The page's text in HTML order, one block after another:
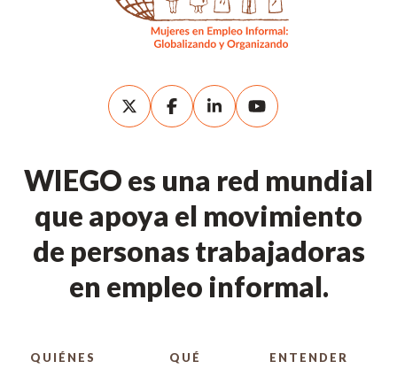
WIEGO es una red mundial
que apoya el movimiento
de personas trabajadoras
en empleo informal.
QUIÉNES
QUÉ
ENTENDER